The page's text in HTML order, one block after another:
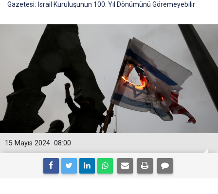
Gazetesi: İsrail Kuruluşunun 100. Yıl Dönümünü Göremeyebilir
08:00
15 Mayıs 2024